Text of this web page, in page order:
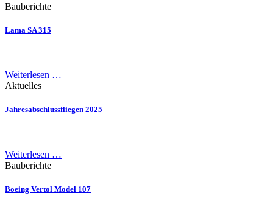
Bauberichte
Lama SA 315
Weiterlesen …
Aktuelles
Jahresabschlussfliegen 2025
Weiterlesen …
Bauberichte
Boeing Vertol Model 107